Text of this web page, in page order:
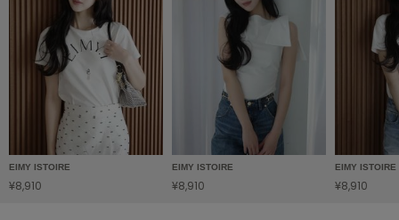
HOKA ONEONE
ホカ オネオネ
キーン
EIMY ISTOIRE
¥8,910
EIMY ISTOIRE
¥8,910
EIMY ISTOIRE
¥8,910